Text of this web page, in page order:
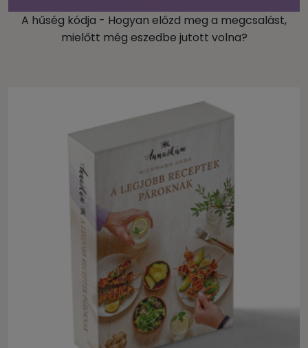
A hűség kódja - Hogyan előzd meg a megcsalást,
mielőtt még eszedbe jutott volna?